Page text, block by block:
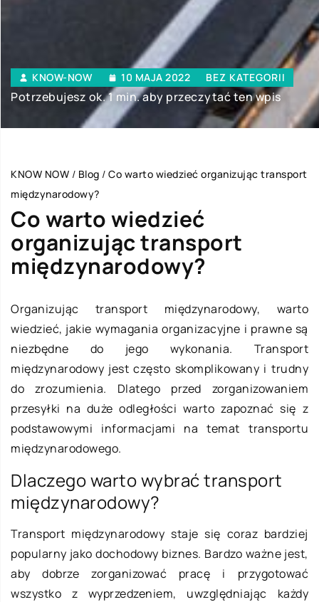
KNOW-NOW 10 MAJA 2022 BEZ KATEGORII
Potrzebujesz ok. 1 min. aby przeczytać ten wpis
KNOW NOW / Blog / Co warto wiedzieć organizując transport
międzynarodowy?
Co warto wiedzieć
organizując transport
międzynarodowy?
Organizując transport międzynarodowy, warto
wiedzieć, jakie wymagania organizacyjne i prawne są
niezbędne do jego wykonania. Transport
międzynarodowy jest często skomplikowany i trudny
do zrozumienia. Dlatego przed zorganizowaniem
przesyłki na duże odległości warto zapoznać się z
podstawowymi informacjami na temat transportu
międzynarodowego.
Dlaczego warto wybrać transport
międzynarodowy?
Transport międzynarodowy staje się coraz bardziej
popularny jako dochodowy biznes. Bardzo ważne jest,
aby dobrze zorganizować pracę i przygotować
wszystko z wyprzedzeniem, uwzględniając każdy